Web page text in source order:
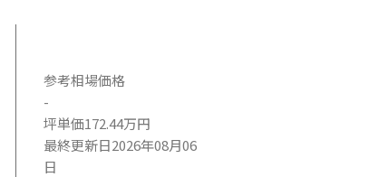
参考相場価格
-
坪単価172.44万円
最終更新日2026年08月06
日